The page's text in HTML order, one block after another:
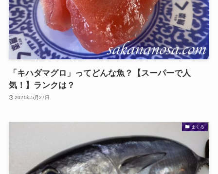
「キハダマグロ」ってどんな魚？【スーパーで人
気！】ランクは？
2021年5月27日
まぐろ